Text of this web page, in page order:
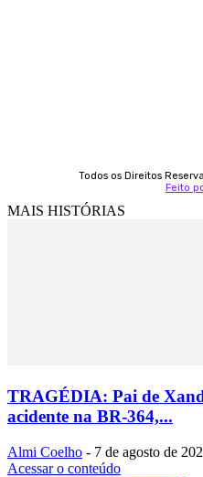
Todos os Direitos
Feito
MAIS HISTÓRIAS
TRAGÉDIA: Pai de
acidente na BR-364,...
Almi Coelho - 7 de agosto de
Acessar o conteúdo